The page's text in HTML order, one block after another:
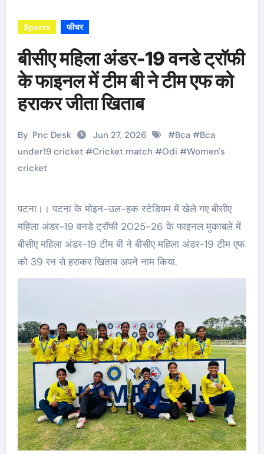
Sports फीचर
बीसीए महिला अंडर-19 वनडे ट्रॉफी
के फाइनल में टीम बी ने टीम एफ को
हराकर जीता खिताब
By Pnc Desk Jun 27, 2026 #Bca #Bca
under19 cricket#Cricket match #Odi #Women's
cricket
पटना।। पटना के मोइन-उल-हक स्टेडियम में खेले गए बीसीए
महिला अंडर-19 वनडे ट्रॉफी 2025-26 के फाइनल मुकाबले में
बीसीए महिला अंडर-19 टीम बी ने बीसीए महिला अंडर-19 टीम एफ
को 39 रन से हराकर खिताब अपने नाम किया.